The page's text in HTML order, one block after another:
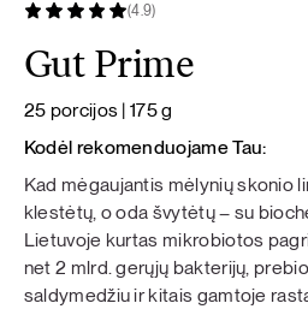
(4.9)
Gut Prime
25 porcijos | 175 g
Kodėl rekomenduojame Tau:
Kad mėgaujantis mėlynių skonio
klestėtų, o oda švytėtų – su
Lietuvoje kurtas mikrobiotos
net 2 mlrd. gerųjų bakterijų,
saldymedžiu ir kitais gamtoje